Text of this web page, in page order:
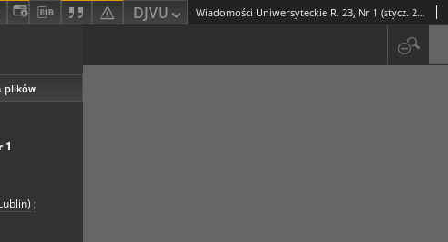
DJVU Wiadomości Uniwersyteckie R. 23, Nr 1 (stycz. 2013)
plików
1
;